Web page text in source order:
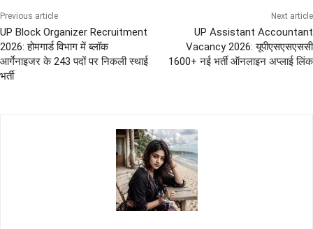
Previous article
UP Block Organizer Recruitment
2026: होमगार्ड विभाग में ब्लॉक
आर्गेनाइजर के 243 पदों पर निकली स्थाई
भर्ती
Next article
UP Assistant Accountant
Vacancy 2026: यूपीएसएसएससी
1600+ नई भर्ती ऑनलाइन अप्लाई लिंक